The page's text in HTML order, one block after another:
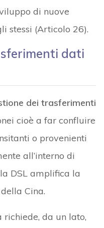
di nuove
stessi (Articolo 26).
dati
dei trasferimenti
cioè a far confluire
o provenienti
all’interno di
DSL amplifica la
Cina.
da un lato,